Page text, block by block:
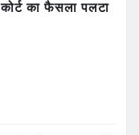
कोर्ट का फैसला पलटा